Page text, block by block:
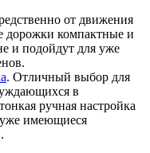
от движения
дорожки компактные и
и подойдут для уже
. Отличный выбор для
в
ручная настройка
уже имеющиеся